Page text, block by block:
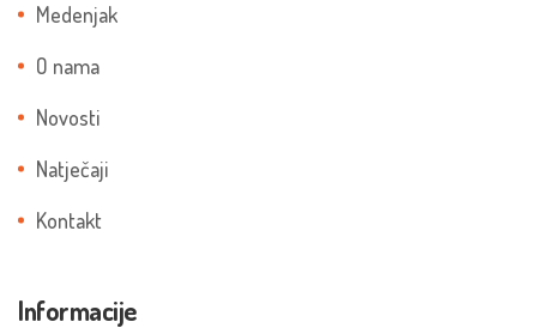
Medenjak
O nama
Novosti
Natječaji
Kontakt
Informacije